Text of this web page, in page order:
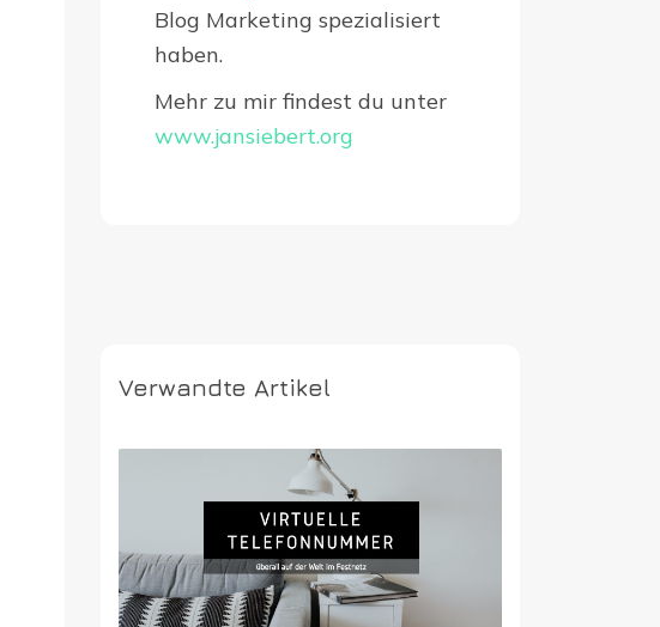
Blog Marketing spezialisiert
haben.
Mehr zu mir findest du unter
www.jansiebert.org
Verwandte Artikel